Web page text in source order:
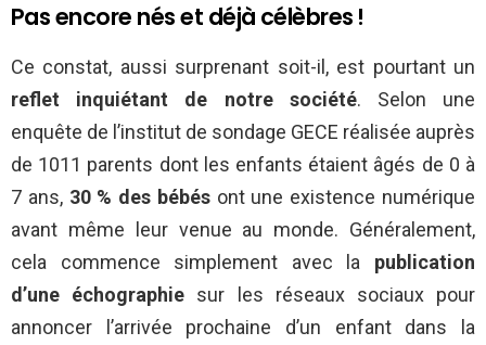
Pas encore nés et déjà célèbres !
Ce constat, aussi surprenant soit-il, est pourtant un
reflet inquiétant de notre société. Selon une
enquête de l’institut de sondage GECE réalisée auprès
de 1011 parents dont les enfants étaient âgés de 0 à
7 ans, 30 % des bébésont une existence numérique
avant même leur venue au monde. Généralement,
cela commence simplement avec la publication
d’une échographie sur les réseaux sociaux pour
annoncer l’arrivée prochaine d’un enfant dans la